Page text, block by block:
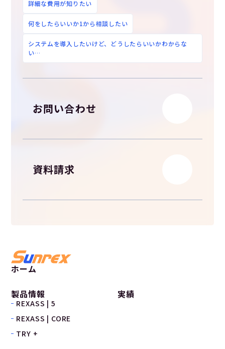
詳細な費用が知りたい
何をしたらいいか1から相談したい
システムを導入したいけど、どうしたらいいかわからな
い…
お問い合わせ
資料請求
ホーム
製品情報
REXASS | 5
REXASS | CORE
TRY +
実績